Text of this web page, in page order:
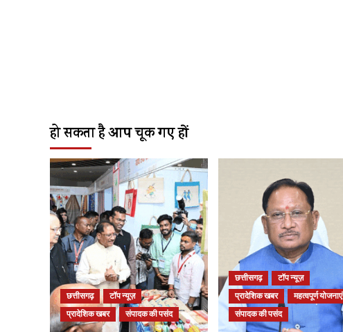
हो सकता है आप चूक गए हों
छत्तीसगढ़
टॉप न्यूज़
प्रादेशिक खबर
संपादक की पसंद
छत्तीसगढ़
टॉप न्यूज़
प्रादेशिक खबर
महत्वपूर्ण योजनाएं
संपादक की पसंद